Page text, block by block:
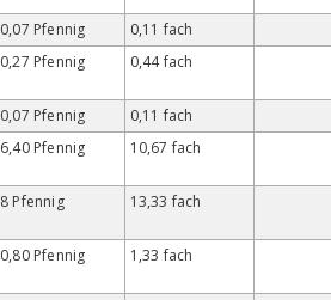
0,07 Pfennig
0,11 fach
0,27 Pfennig 0,44 fach
0,07 Pfennig
0,11 fach
6,40 Pfennig 10,67 fach
8 Pfennig 13,33 fach
0,80 Pfennig 1,33 fach